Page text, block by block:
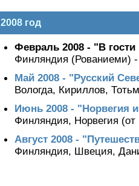
2008 год
Февраль 2008 - "В
Финляндия (Рованиеми)
Май 2008 - "Русский
Вологда, Кириллов,
Июнь 2008 - "Норвегия
Финляндия, Норвегия
Август 2008 -
Финляндия, Швеция,